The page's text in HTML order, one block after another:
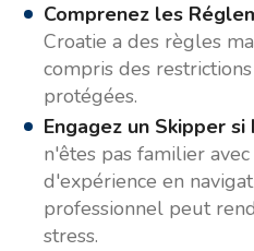
Comprenez les
Croatie a des règles
compris des
protégées.
Engagez un Skipper si
n'êtes pas familier
d'expérience en
professionnel peut
stress.